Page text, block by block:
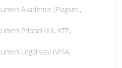
Akademis (Piagam ,
Pribadi (KK, KTP,
Legalisasi (VISA,